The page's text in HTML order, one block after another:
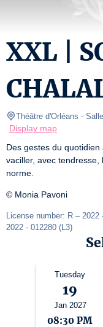
XXL |
Théâtre d'Orléans -
Display map
Des gestes du
vaciller, avec
norme.
© Monia Pavoni
License number: R –
2022 - 012280 (L3)
Tuesday
19
Jan 2027
08:30 PM